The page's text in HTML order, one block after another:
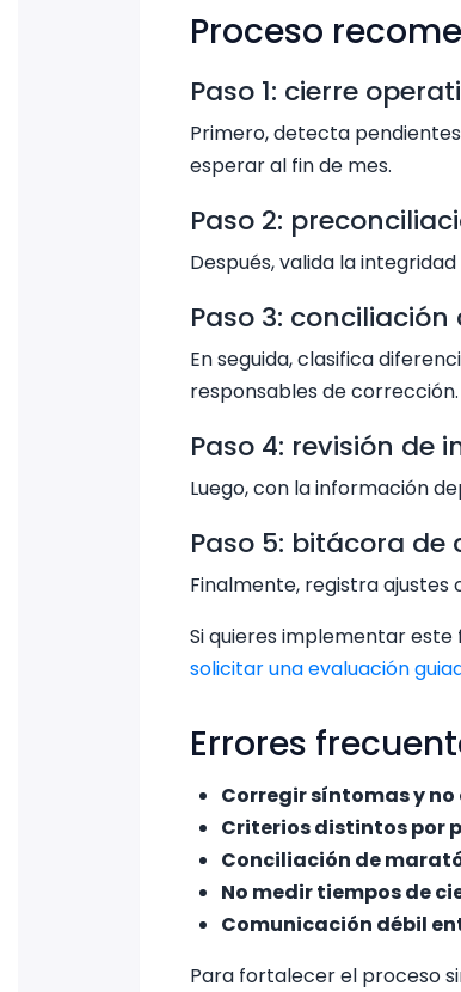
Proceso
Paso 1: cierre
Primero, detecta
esperar al fin de mes.
Paso 2:
Después, valida la
Paso 3:
En seguida, clasifica
responsables de corrección.
Paso 4: revisión de
Luego, con la información
Paso 5: bitácora de
Finalmente, registra ajustes
Si quieres implementar
solicitar una evaluación
Errores
Corregir síntomas y no
Criterios distintos por
Conciliación de
No medir tiempos de
Comunicación débil
Para fortalecer el proceso